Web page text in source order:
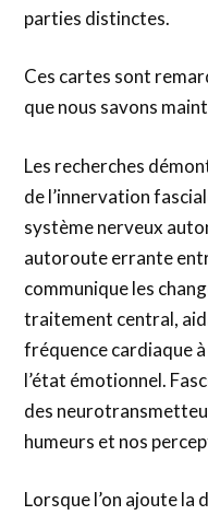
parties distinctes.
Ces cartes sont
que nous savons
Les recherches
de l’innervation
système nerveux
autoroute errante
communique les
traitement central,
fréquence cardiaque
l’état émotionnel.
des
humeurs et nos
Lorsque l’on ajoute la